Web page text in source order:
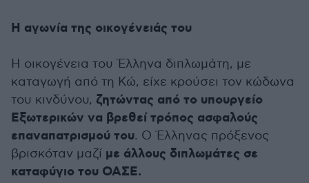
Η αγωνία της οικογένειάς του
Η οικογένεια του Έλληνα διπλωμάτη, με
καταγωγή από τη Κώ, είχε κρούσει τον κώδωνα
του κινδύνου, ζητώντας από το υπουργείο
Εξωτερικών να βρεθεί τρόπος ασφαλούς
επαναπατρισμού του. Ο Έλληνας πρόξενος
βρισκόταν μαζί με άλλους διπλωμάτες σε
καταφύγιο του ΟΑΣΕ.